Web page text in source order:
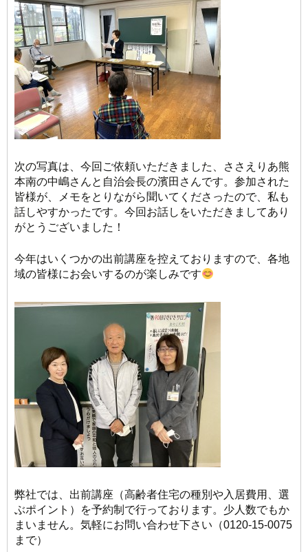
次の写真は、今回ご依頼いただきました、ささえりあ熊
本南の中嶋さんと自治会長の濱田さんです。参加された
皆様が、メモをとりながら聞いてくださったので、私も
話しやすかったです。今回お話しをいただきましてあり
がとうございました！
今年はいくつかの出前講座を控えておりますので、各地
域の皆様にお会いするのが楽しみです
弊社では、出前講座（高齢者住宅の種別や入居費用、選
ぶポイント）を予約制で行っております。少人数でもか
まいません。気軽にお問い合わせ下さい（0120-15-0075
まで）